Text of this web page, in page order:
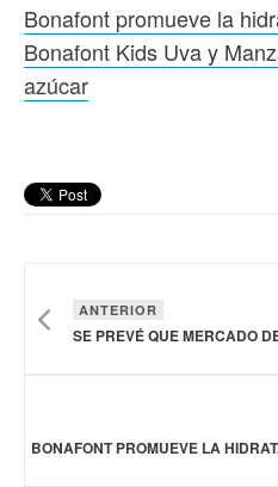
Bonafont promueve la
Bonafont Kids Uva y
azúcar
ANTERIOR